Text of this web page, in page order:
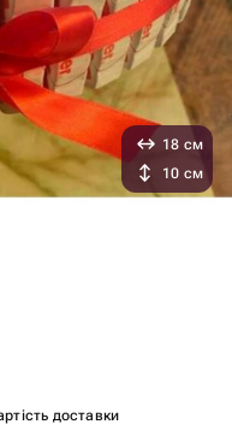
доставки
18 см
10 см